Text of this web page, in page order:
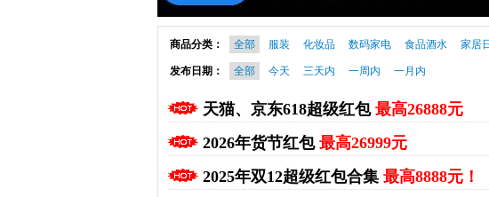
商品分类： 全部 服装 化妆品 数码家电 食品酒水 家居
发布日期： 全部 今天 三天内 一周内 一月内
天猫、京东618超级红包 最高26888元
2026年货节红包 最高26999元
2025年双12超级红包合集 最高8888元！